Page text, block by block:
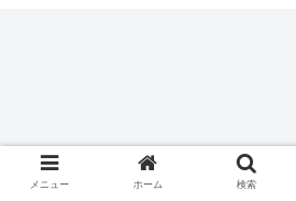
メニュー ホーム 検索